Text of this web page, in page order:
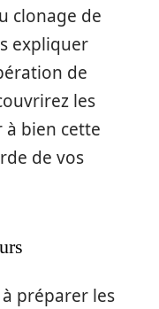
clonage de
expliquer
de
les
à bien cette
de vos
préparer les